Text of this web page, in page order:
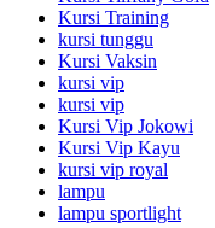
Kursi Training
kursi tunggu
Kursi Vaksin
kursi vip
kursi vip
Kursi Vip Jokowi
Kursi Vip Kayu
kursi vip royal
lampu
lampu sportlight